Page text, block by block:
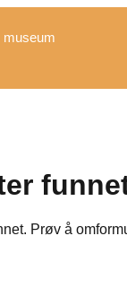
museum
Prøv å